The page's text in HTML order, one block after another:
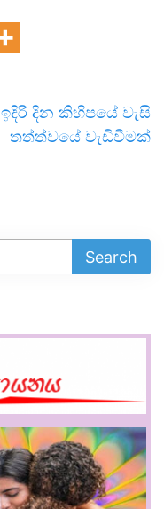
ඉදිරි දින කිහිපයේ වැසි
තත්ත්වයේ වැඩිවීමක්